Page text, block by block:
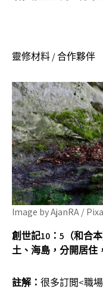
靈修材料 / 合作夥伴
Image by AjanRA /
創世記10 ： 5 （和合本
土、海島，分開居住
註解： 很多訂閲<職